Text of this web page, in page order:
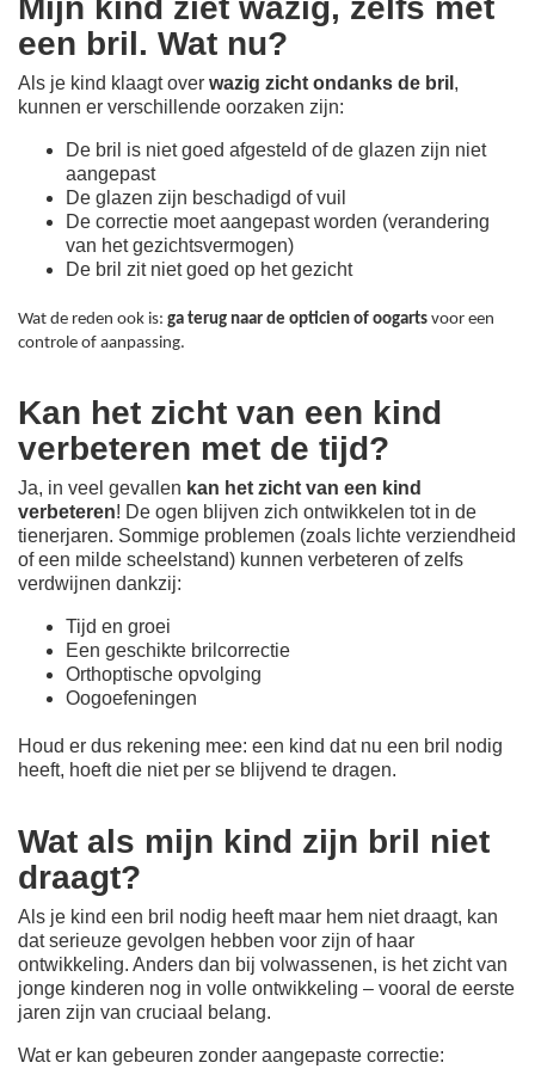
Mijn kind ziet wazig, zelfs met
een bril. Wat nu?
Als je kind klaagt over wazig zicht ondanks de bril ,
kunnen er verschillende oorzaken zijn:
De bril is niet goed afgesteld of de glazen zijn niet
aangepast
De glazen zijn beschadigd of vuil
De correctie moet aangepast worden (verandering
van het gezichtsvermogen)
De bril zit niet goed op het gezicht
Wat de reden ook is: ga terug naar de opticien of oogarts voor een
controle of aanpassing.
Kan het zicht van een kind
verbeteren met de tijd?
Ja, in veel gevallen kan het zicht van een kind
verbeteren! De ogen blijven zich ontwikkelen tot in de
tienerjaren. Sommige problemen (zoals lichte verziendheid
of een milde scheelstand) kunnen verbeteren of zelfs
verdwijnen dankzij:
Tijd en groei
Een geschikte brilcorrectie
Orthoptische opvolging
Oogoefeningen
Houd er dus rekening mee: een kind dat nu een bril nodig
heeft, hoeft die niet per se blijvend te dragen.
Wat als mijn kind zijn bril niet
draagt?
Als je kind een bril nodig heeft maar hem niet draagt, kan
dat serieuze gevolgen hebben voor zijn of haar
ontwikkeling. Anders dan bij volwassenen, is het zicht van
jonge kinderen nog in volle ontwikkeling – vooral de eerste
jaren zijn van cruciaal belang.
Wat er kan gebeuren zonder aangepaste correctie: